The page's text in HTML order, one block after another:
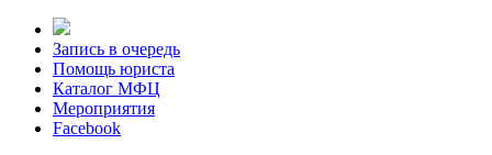
Запись в очередь
Помощь юриста
Каталог МФЦ
Мероприятия
Facebook